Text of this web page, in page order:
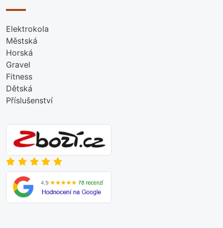
Elektrokola
Městská
Horská
Gravel
Fitness
Dětská
Příslušenství